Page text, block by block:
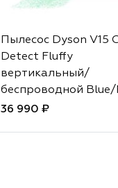
Пылесос Dyson V15
Detect Fluffy
вертикальный/
беспроводной
36 990 ₽